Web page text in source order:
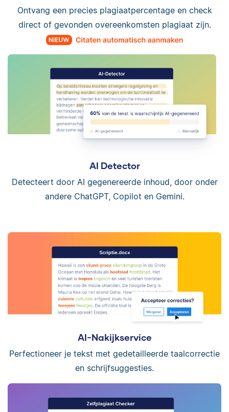
Ontvang een precies plagiaatpercentage en check
direct of gevonden overeenkomsten plagiaat zijn.
AI Detector
Detecteert door AI gegenereerde inhoud, door onder
andere ChatGPT, Copilot en Gemini.
AI-Nakijkservice
Perfectioneer je tekst met gedetailleerde taalcorrectie
en schrijfsuggesties.